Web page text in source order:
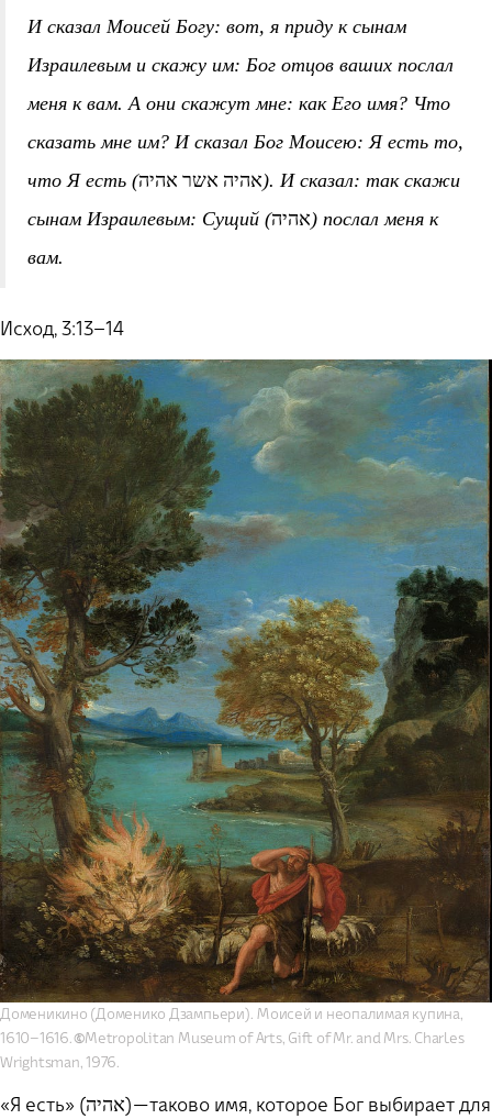
И сказал Моисей Богу: вот, я приду к сынам
Израилевым и скажу им: Бог отцов ваших послал
меня к вам. А они скажут мне: как Его имя? Что
сказать мне им? И сказал Бог Моисею: Я есть то,
что Я есть (אהיה אשר אהיה). И сказал: так скажи
сынам Израилевым: Сущий (אהיה) послал меня к
вам.
Исход, 3:13–14
Доменикино (Доменико Дзампьери). Моисей и неопалимая купина,
1610–1616. 🅮Metropolitan Museum of Arts, Gift of Mr. and Mrs. Charles
Wrightsman, 1976.
«Я есть» (אהיה) — таково имя, которое Бог выбирает для